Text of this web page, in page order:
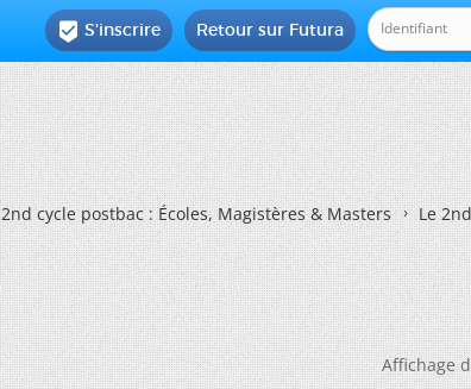
Retour sur Futura
 S'inscrire
2nd cycle postbac : Écoles, Magistères & Masters
Le
Affichage